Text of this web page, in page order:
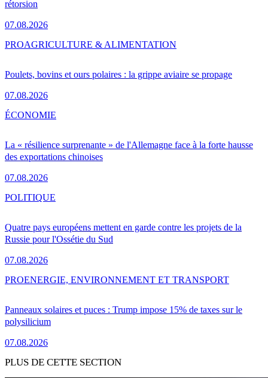
rétorsion
07.08.2026
Poulets, bovins et ours polaires : la grippe aviaire se propage
07.08.2026
PROAGRICULTURE & ALIMENTATION
La « résilience surprenante » de l'Allemagne face à la forte hausse
des exportations chinoises
07.08.2026
ÉCONOMIE
Quatre pays européens mettent en garde contre les projets de la
Russie pour l'Ossétie du Sud
07.08.2026
POLITIQUE
Panneaux solaires et puces : Trump impose 15% de taxes sur le
polysilicium
07.08.2026
PROENERGIE, ENVIRONNEMENT ET TRANSPORT
PLUS DE CETTE SECTION